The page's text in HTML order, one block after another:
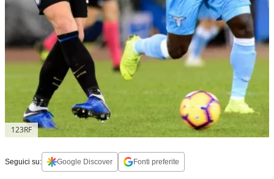
123RF
Seguici su: Google Discover Fonti preferite